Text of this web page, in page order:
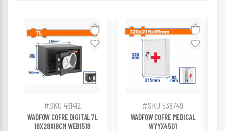
#SKU 461412
WADFOW COFRE DIGITAL 7L
18X28X18CM WEB1518
#SKU 538749
WADFOW COFRE MEDICAL
WYYX4501